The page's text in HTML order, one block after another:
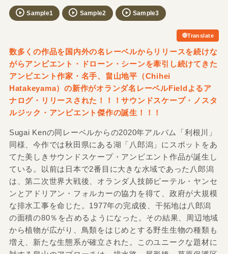
Sample1 Sample2 Sample3
Translate
数多くの作品を国内外の名レーベルからリリースを続けな
がらアンビエント・ドローン・シーンを牽引し続けてきた
アンビエント作家・名手、畠山地平（Chihei
Hatakeyama）の新作がオランダ名レーベルFieldよるア
ナログ・リリースされた！！！サウンドスケープ・ノスタ
ルジック・アンビエント傑作の誕生！！！
Sugai Kenの同レーベルからの2020年アルバム「利根川」
同様、今作では秋田県にある湖「八郎潟」にスポットをあ
てた美しきサウンドスケープ・アンビエント作品が誕生し
ている。以前は日本で2番目に大きな水域であった八郎潟
は、第二次世界大戦後、オランダ人技師ピーテル・ヤンセ
ンとアドリアン・フォルカーの協力を得て、政府が大規模
な排水工事を命じた。1977年の完成後、干拓地は八郎潟
の面積の80％を占めるようになった。その結果、周辺地域
から植物が広がり、鳥類をはじめとする野生生物の種類も
増え、新たな生態系が確立された。このユニークな題材に